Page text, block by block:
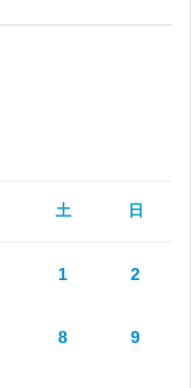
土 日
1 2
8 9